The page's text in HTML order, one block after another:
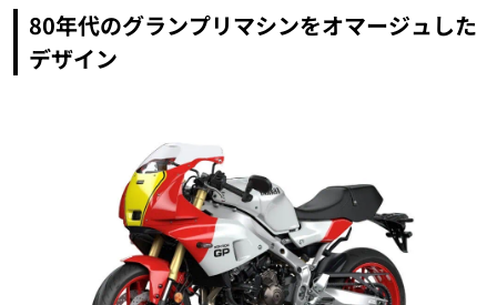
80年代のグランプリマシンをオマージュした
デザイン